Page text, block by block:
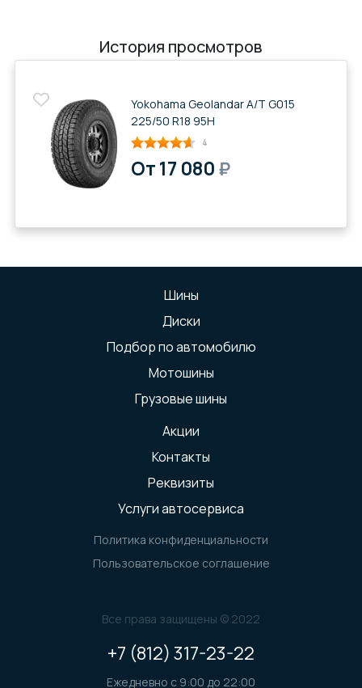
История просмотров
Yokohama Geolandar A/T G015
225/50 R18 95H
4
От 17 080₽
Шины
Диски
Подбор по автомобилю
Мотошины
Грузовые шины
Акции
Контакты
Реквизиты
Услуги автосервиса
Политика конфиденциальности
Пользовательское соглашение
Все права защищены © 2022
+7 (812) 317-23-22
Ежедневно с 9:00 до 22:00